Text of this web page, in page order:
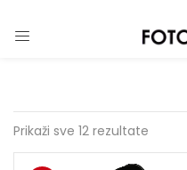
Prikaži sve 12 rezultate